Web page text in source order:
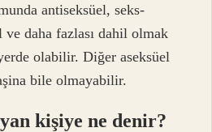
antiseksüel, seks-
daha fazlası dahil olmak
olabilir. Diğer aseksüel
bile olmayabilir.
kişiye ne denir?